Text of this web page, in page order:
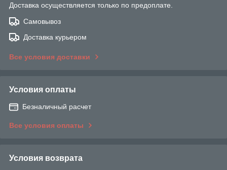
Доставка осуществляется только по предоплате.
Самовывоз
Доставка курьером
Все условия доставки
Условия оплаты
Безналичный расчет
Все условия оплаты
Условия возврата